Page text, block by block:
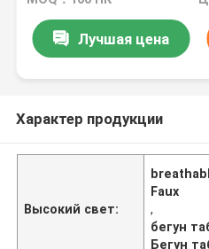
Лучшая цена
Характер продукции
Высокий свет:
Faux
,
бегун
Бегун